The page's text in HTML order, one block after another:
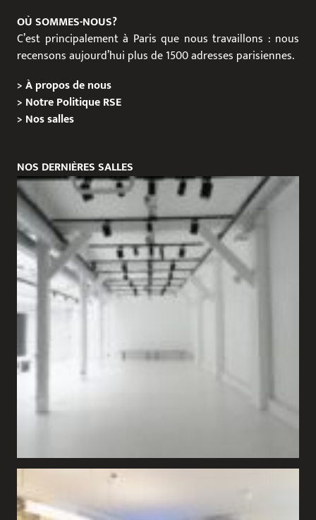
OÙ SOMMES-NOUS?
C’est principalement à Paris que nous travaillons : nous
recensons aujourd’hui plus de 1500 adresses parisiennes.
>À propos de nous
> Notre Politique RSE
> Nos salles
NOS DERNIÈRES SALLES